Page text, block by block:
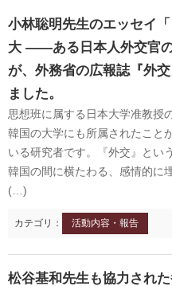
1872年
東京 日本橋 北京 前門
小林聡明先生のエッセイ
大 ——ある日本人外交官の
が、外務省の広報誌『外
ました。
思想班に属する日本大学准教授
韓国の大学にも所属されたこと
いる研究者です。『外交』とい
韓国の間に横たわる、感情的に
(…)
カテゴリ： 活動内容・報告
松谷基和先生も協力され